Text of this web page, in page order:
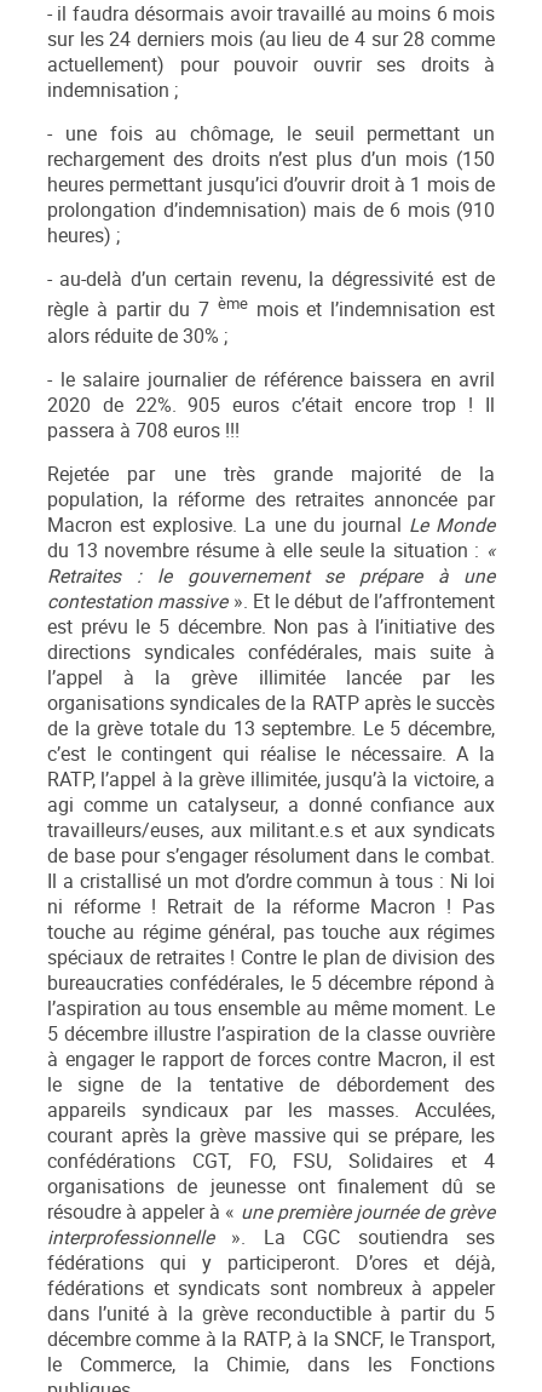
- il faudra désormais avoir travaillé au moins 6 mois
sur les 24 derniers mois (au lieu de 4 sur 28 comme
actuellement) pour pouvoir ouvrir ses droits à
indemnisation ;
- une fois au chômage, le seuil permettant un
rechargement des droits n’est plus d’un mois (150
heures permettant jusqu’ici d’ouvrir droit à 1 mois de
prolongation d’indemnisation) mais de 6 mois (910
heures) ;
- au-delà d’un certain revenu, la dégressivité est de
règle à partir du 7 èmemois et l’indemnisation est
alors réduite de 30% ;
- le salaire journalier de référence baissera en avril
2020 de 22%. 905 euros c’était encore trop ! Il
passera à 708 euros !!!
Rejetée par une très grande majorité de la
population, la réforme des retraites annoncée par
Macron est explosive. La une du journal Le Monde
du 13 novembre résume à elle seule la situation : «
Retraites : le gouvernement se prépare à une
contestation massive ». Et le début de l’affrontement
est prévu le 5 décembre. Non pas à l’initiative des
directions syndicales confédérales, mais suite à
l’appel à la grève illimitée lancée par les
organisations syndicales de la RATP après le succès
de la grève totale du 13 septembre. Le 5 décembre,
c’est le contingent qui réalise le nécessaire. A la
RATP, l’appel à la grève illimitée, jusqu’à la victoire, a
agi comme un catalyseur, a donné confiance aux
travailleurs/euses, aux militant.e.s et aux syndicats
de base pour s’engager résolument dans le combat.
Il a cristallisé un mot d’ordre commun à tous : Ni loi
ni réforme ! Retrait de la réforme Macron ! Pas
touche au régime général, pas touche aux régimes
spéciaux de retraites ! Contre le plan de division des
bureaucraties confédérales, le 5 décembre répond à
l’aspiration au tous ensemble au même moment. Le
5 décembre illustre l’aspiration de la classe ouvrière
à engager le rapport de forces contre Macron, il est
le signe de la tentative de débordement des
appareils syndicaux par les masses. Acculées,
courant après la grève massive qui se prépare, les
confédérations CGT, FO, FSU, Solidaires et 4
organisations de jeunesse ont finalement dû se
résoudre à appeler à « une première journée de grève
interprofessionnelle». La CGC soutiendra ses
fédérations qui y participeront. D’ores et déjà,
fédérations et syndicats sont nombreux à appeler
dans l’unité à la grève reconductible à partir du 5
décembre comme à la RATP, à la SNCF, le Transport,
le Commerce, la Chimie, dans les Fonctions